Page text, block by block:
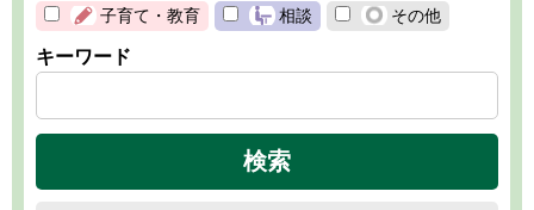
子育て・教育 相談 その他
キーワード